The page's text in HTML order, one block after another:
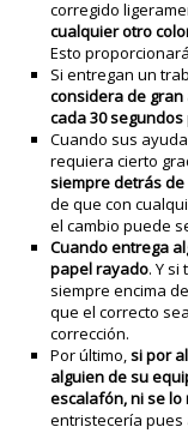
corregido
cualquier otro
Esto
Si entregan un
considera de
cada 30 segundos
Cuando sus
requiera cierto
siempre detrás
de que con
el cambio puede
Cuando entrega
papel rayado. Y
siempre encima
que el correcto
corrección.
Por último,si por
alguien de su
escalafón, ni se lo
entristecería pues